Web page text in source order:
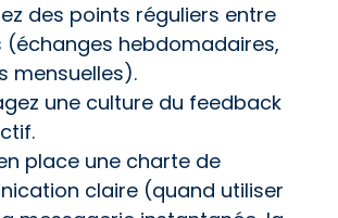
des points réguliers entre
(échanges hebdomadaires,
mensuelles).
une culture du feedback
place une charte de
claire (quand utiliser